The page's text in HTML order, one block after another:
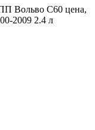
Вольво С60 цена,
2009 2.4 л